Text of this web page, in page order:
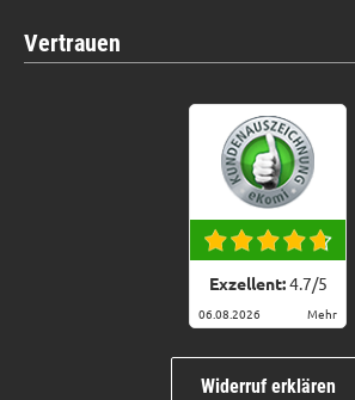
Vertrauen
Exzellent:4.7/5
06.08.2026 Mehr
Widerruf erklären